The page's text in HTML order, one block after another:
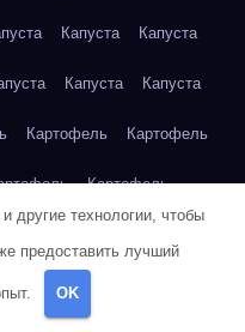
Капуста Капуста
Капуста Капуста
Картофель Картофель
Картофель
Кейптаун
другие технологии, чтобы
предоставить лучший
OK